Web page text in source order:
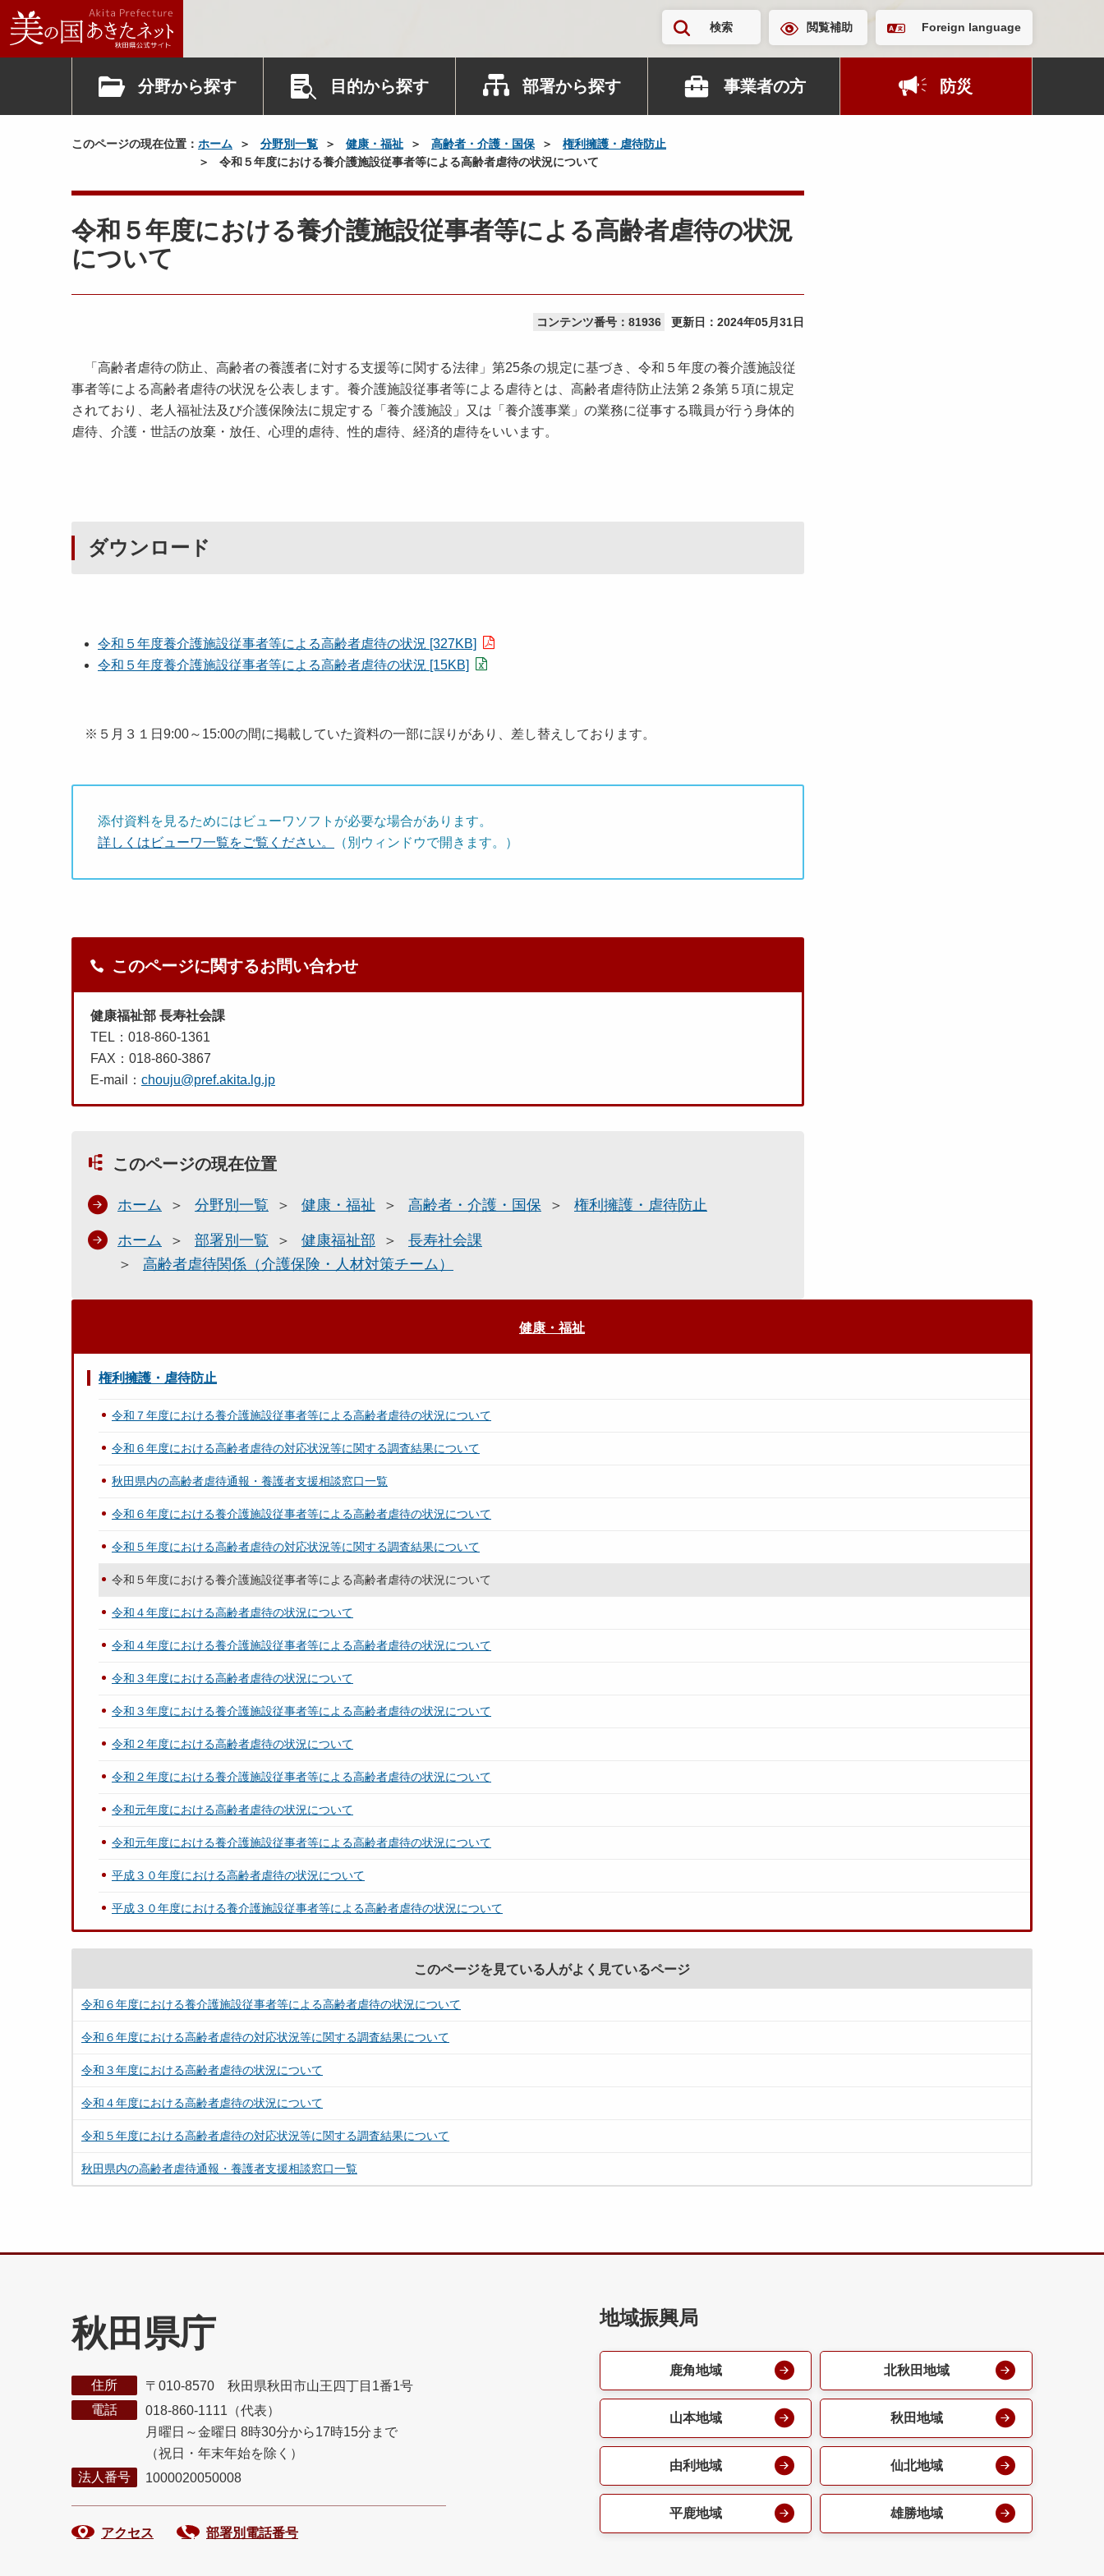
検索 閲覧補助 Foreign language
分野から探す 目的から探す 部署から探す 事業者の方 防災
このページの現在位置： ホーム 分野別一覧 健康・福祉 高齢者・介護・国保
権利擁護・虐待防止
令和５年度における養介護施設従事者等による高齢者虐待の状況について
令和５年度における養介護施設従事者等による高齢者虐待の状況
について
コンテンツ番号：81936 更新日： 2024年05月31日
「高齢者虐待の防止、高齢者の養護者に対する支援等に関する法律」第25条の規定に基づき、令和５年度の養介護施設従
事者等による高齢者虐待の状況を公表します。養介護施設従事者等による虐待とは、高齢者虐待防止法第２条第５項に規定
されており、老人福祉法及び介護保険法に規定する「養介護施設」又は「養介護事業」の業務に従事する職員が行う身体的
虐待、介護・世話の放棄・放任、心理的虐待、性的虐待、経済的虐待をいいます。
ダウンロード
令和５年度養介護施設従事者等による高齢者虐待の状況 [327KB]
令和５年度養介護施設従事者等による高齢者虐待の状況 [15KB]
※５月３１日9:00～15:00の間に掲載していた資料の一部に誤りがあり、差し替えしております。
添付資料を見るためにはビューワソフトが必要な場合があります。
詳しくはビューワ一覧をご覧ください。
（別ウィンドウで開きます。）
このページに関するお問い合わせ
健康福祉部 長寿社会課
TEL：018-860-1361
FAX：018-860-3867
E-mail： chouju@pref.akita.lg.jp
このページの現在位置
ホーム 分野別一覧 健康・福祉 高齢者・介護・国保 権利擁護・虐待防止
ホーム 部署別一覧 健康福祉部
長寿社会課
高齢者虐待関係（介護保険・人材対策チーム）
健康・福祉
権利擁護・虐待防止
令和７年度における養介護施設従事者等による高齢者虐待の状況について
令和６年度における高齢者虐待の対応状況等に関する調査結果について
秋田県内の高齢者虐待通報・養護者支援相談窓口一覧
令和６年度における養介護施設従事者等による高齢者虐待の状況について
令和５年度における高齢者虐待の対応状況等に関する調査結果について
令和５年度における養介護施設従事者等による高齢者虐待の状況について
令和４年度における高齢者虐待の状況について
令和４年度における養介護施設従事者等による高齢者虐待の状況について
令和３年度における高齢者虐待の状況について
令和３年度における養介護施設従事者等による高齢者虐待の状況について
令和２年度における高齢者虐待の状況について
令和２年度における養介護施設従事者等による高齢者虐待の状況について
令和元年度における高齢者虐待の状況について
令和元年度における養介護施設従事者等による高齢者虐待の状況について
平成３０年度における高齢者虐待の状況について
平成３０年度における養介護施設従事者等による高齢者虐待の状況について
このページを見ている人がよく見ているページ
令和６年度における養介護施設従事者等による高齢者虐待の状況について
令和６年度における高齢者虐待の対応状況等に関する調査結果について
令和３年度における高齢者虐待の状況について
令和４年度における高齢者虐待の状況について
令和５年度における高齢者虐待の対応状況等に関する調査結果について
秋田県内の高齢者虐待通報・養護者支援相談窓口一覧
秋田県庁
住所
〒010-8570 秋田県秋田市山王四丁目1番1号
電話
018-860-1111（代表）
月曜日～金曜日 8時30分から17時15分まで
（祝日・年末年始を除く）
法人番号
1000020050008
アクセス 部署別電話番号
地域振興局
鹿角地域 北秋田地域
山本地域 秋田地域
由利地域 仙北地域
平鹿地域 雄勝地域